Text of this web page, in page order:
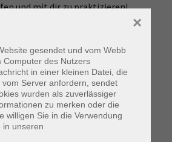
und mit dir zu praktizieren!
gesendet und vom Webb
Computer des Nutzers
in einer kleinen Datei, die
Server anfordern, sendet
wurden als zuverlässiger
zu merken oder die
willigen Sie in die Verwendung
in unseren
×